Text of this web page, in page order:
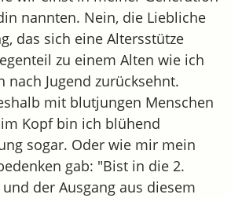
nannten. Nein, die Liebliche
das sich eine Altersstütze
zu einem Alten wie ich
nach Jugend zurücksehnt.
mit blutjungen Menschen
Kopf bin ich blühend
sogar. Oder wie mir mein
gab: "Bist in die 2.
der Ausgang aus diesem